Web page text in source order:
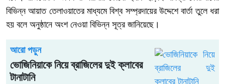
বিভিন্ন আয়াত তেলাওয়াতের মাধ্যমে বিশ্ব সম্প্রদায়ের উদ্দেশে বার্তা তুলে ধরা
হয় বলে অনুষ্ঠানে অংশ নেওয়া বিভিন্ন সূত্র জানিয়েছে।
আরো পড়ুন
ভোজিনিয়াকে নিয়ে ব্রাজিলের দুই ক্লাবের
টানাটানি